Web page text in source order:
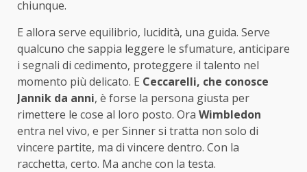
chiunque.
E allora serve equilibrio, lucidità, una guida. Serve
qualcuno che sappia leggere le sfumature, anticipare
i segnali di cedimento, proteggere il talento nel
momento più delicato. E Ceccarelli, che conosce
Jannik da anni, è forse la persona giusta per
rimettere le cose al loro posto. Ora Wimbledon
entra nel vivo, e per Sinner si tratta non solo di
vincere partite, ma di vincere dentro. Con la
racchetta, certo. Ma anche con la testa.